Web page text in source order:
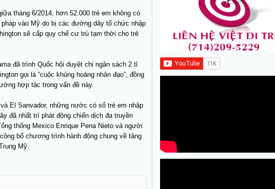
tháng 6/2014, hơn 52.000 trẻ em không có
vào Mỹ do bị các đường dây tổ chức nhập
sẽ cấp quy chế cư trú tạm thời cho trẻ
đã trình Quốc hội duyệt chi ngân sách 2 tỉ
gọi là “cuộc khủng hoảng nhân đạo”, đồng
hợp tác trong vấn đề này.
El Sanvador, những nước có số trẻ em nhập
đã nhất trí phát động chiến dịch đa truyền
thống Mexico Enrique Pena Nieto và người
bố chương trình hành động chung về tăng
Mỹ.